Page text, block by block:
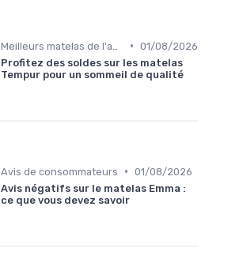
• 01/08/2026
Profitez des soldes sur les matelas
Tempur pour un sommeil de qualité
Avis de consommateurs • 01/08/2026
Avis négatifs sur le matelas Emma :
ce que vous devez savoir